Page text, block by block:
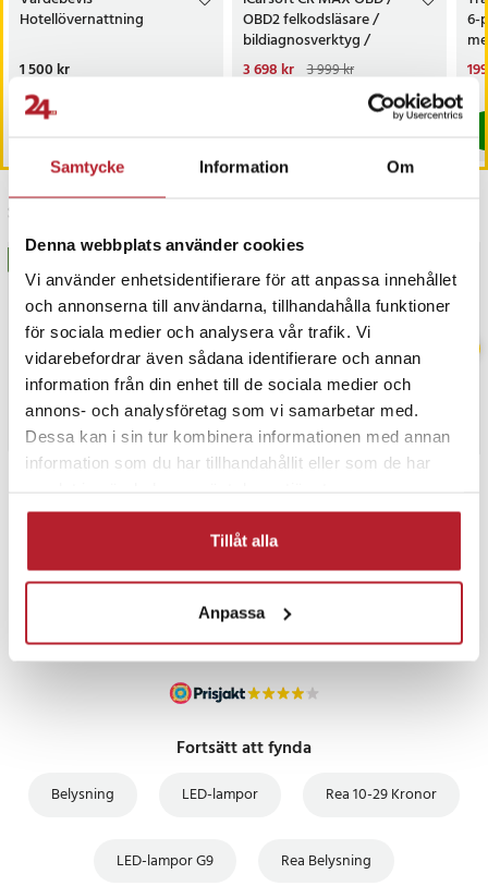
Samtycke Information Om
Denna webbplats använder cookies
Vi använder enhetsidentifierare för att anpassa innehållet
och annonserna till användarna, tillhandahålla funktioner
för sociala medier och analysera vår trafik. Vi
vidarebefordrar även sådana identifierare och annan
information från din enhet till de sociala medier och
annons- och analysföretag som vi samarbetar med.
Dessa kan i sin tur kombinera informationen med annan
information som du har tillhandahållit eller som de har
Tillåt alla
Anpassa
- Antal tändcykler: >15 000
- Kvicksilverinnehåll: 0 mg
- Garanti: 36 månader
- Certifikat: CE, EMC, RoHS
Artikelnummer:124974
Hotellövernattning
Pris:1 500 kr
1 500 kr
I lager, levereras inom 1-2 vardagar
OBD2 felkodsläsare /
bildiagnosverktyg /
diagnosverktyg för bil
Nuvarande pris:
3 698 kr 3 999 kr
I lager, levereras inom 1-2 vardagar
6-
Senast besökta
UTFÖRSÄLJNING
Fortsätt att fynda
Belysning LED-lampor Rea 10-29 Kronor
LED-lampor G9 Rea Belysning